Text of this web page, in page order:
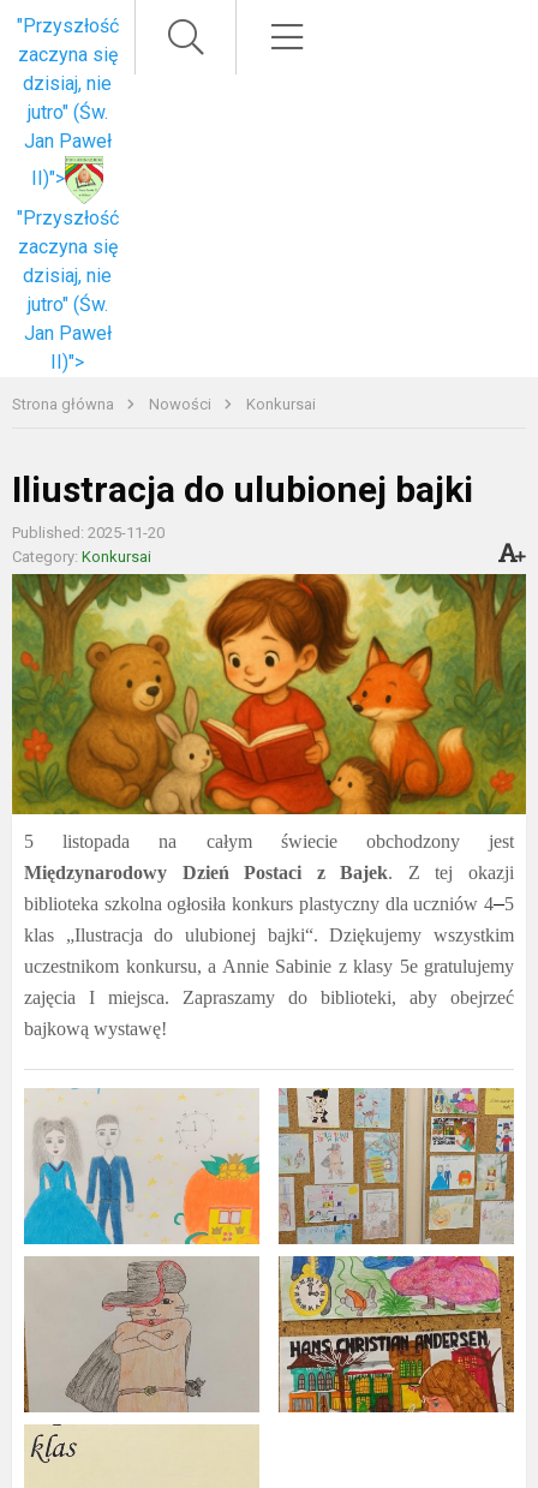
"Przyszłość
zaczyna się
dzisiaj, nie
jutro" (Św.
Jan Paweł
II)">
"Przyszłość
zaczyna się
dzisiaj, nie
jutro" (Św.
Jan Paweł
II)">
Strona główna Nowości Konkursai
Iliustracja do ulubionej bajki
Published: 2025-11-20
Category: Konkursai
5 listopada na całym świecie obchodzony jest
Międzynarodowy Dzień Postaci z Bajek. Z tej okazji
biblioteka szkolna ogłosiła konkurs plastyczny dla uczniów 4–5
klas „Ilustracja do ulubionej bajki“. Dziękujemy wszystkim
uczestnikom konkursu, a Annie Sabinie z klasy 5e gratulujemy
zajęcia I miejsca. Zapraszamy do biblioteki, aby obejrzeć
bajkową wystawę!